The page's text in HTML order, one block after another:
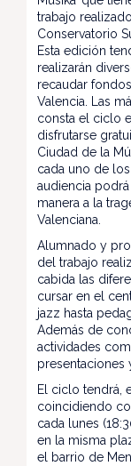
trabajo
Conservatorio
Esta edición
realizarán
recaudar
Valencia. Las
consta el ciclo
disfrutarse
Ciudad de la
cada uno de
audiencia
manera a la
Valenciana.
Alumnado y
del trabajo
cabida las
cursar en el
jazz hasta
Además de
actividades
presentaciones
El ciclo tendrá,
coincidiendo
cada lunes
en la misma
el barrio de